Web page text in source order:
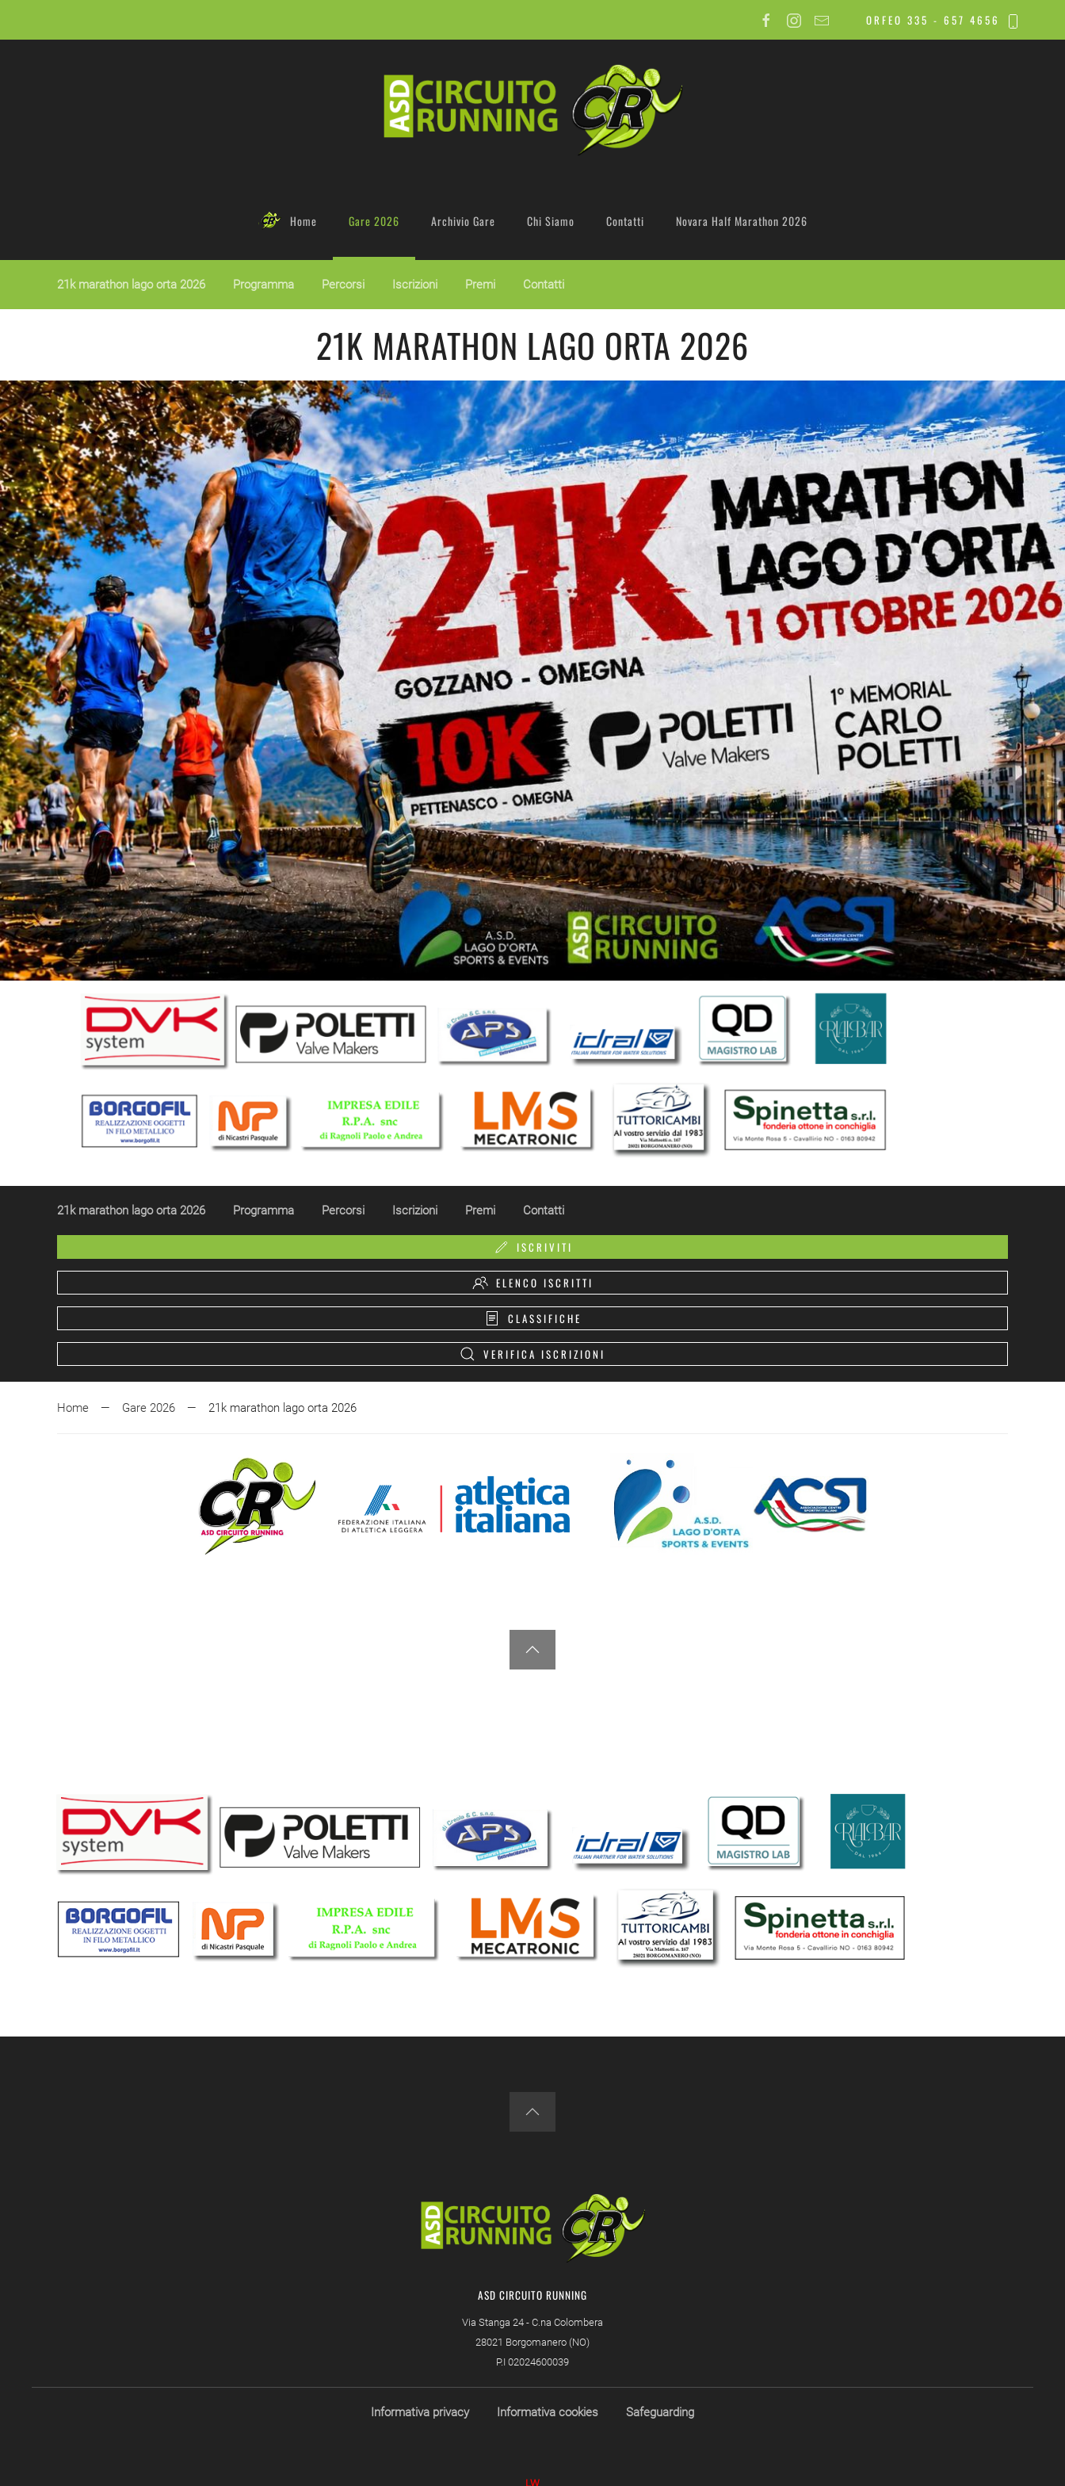
ORFEO 335 - 657 4656
Home Gare 2026 Archivio Gare Chi Siamo Contatti Novara Half Marathon 2026
21k marathon lago orta 2026 Programma Percorsi Iscrizioni Premi Contatti
21K MARATHON LAGO ORTA 2026
21k marathon lago orta 2026 Programma Percorsi Iscrizioni Premi Contatti
ISCRIVITI
ELENCO ISCRITTI
CLASSIFICHE
VERIFICA ISCRIZIONI
Home Gare 2026 21k marathon lago orta 2026
ASD CIRCUITO RUNNING
Via Stanga 24 - C.na Colombera
28021 Borgomanero (NO)
P.I 02024600039
Informativa privacy Informativa cookies Safeguarding
LW